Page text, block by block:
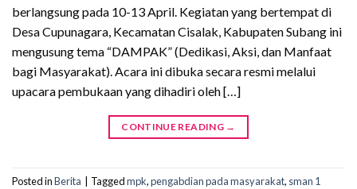
berlangsung pada 10-13 April. Kegiatan yang bertempat di
Desa Cupunagara, Kecamatan Cisalak, Kabupaten Subang ini
mengusung tema “DAMPAK” (Dedikasi, Aksi, dan Manfaat
bagi Masyarakat). Acara ini dibuka secara resmi melalui
upacara pembukaan yang dihadiri oleh […]
CONTINUE READING →
Posted inBerita Taggedmpk,pengabdian pada masyarakat, sman 1